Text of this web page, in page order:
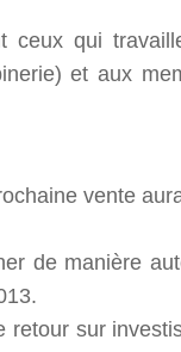
ceux qui
et aux
vente
de manière
sur